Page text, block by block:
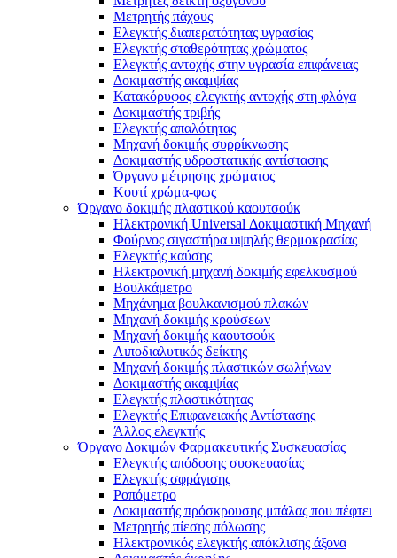
Μετρητής πάχους
Ελεγκτής διαπερατότητας υγρασίας
Ελεγκτής σταθερότητας χρώματος
Ελεγκτής αντοχής στην υγρασία επιφάνειας
Δοκιμαστής ακαμψίας
Κατακόρυφος ελεγκτής αντοχής στη φλόγα
Δοκιμαστής τριβής
Ελεγκτής απαλότητας
Μηχανή δοκιμής συρρίκνωσης
Δοκιμαστής υδροστατικής αντίστασης
Όργανο μέτρησης χρώματος
Κουτί χρώμα-φως
Όργανο δοκιμής πλαστικού καουτσούκ
Ηλεκτρονική Universal Δοκιμαστική Μηχανή
Φούρνος σιγαστήρα υψηλής θερμοκρασίας
Ελεγκτής καύσης
Ηλεκτρονική μηχανή δοκιμής εφελκυσμού
Βουλκάμετρο
Μηχάνημα βουλκανισμού πλακών
Μηχανή δοκιμής κρούσεων
Μηχανή δοκιμής καουτσούκ
Λιποδιαλυτικός δείκτης
Μηχανή δοκιμής πλαστικών σωλήνων
Δοκιμαστής ακαμψίας
Ελεγκτής πλαστικότητας
Ελεγκτής Επιφανειακής Αντίστασης
Άλλος ελεγκτής
Όργανο Δοκιμών Φαρμακευτικής Συσκευασίας
Ελεγκτής απόδοσης συσκευασίας
Ελεγκτής σφράγισης
Ροπόμετρο
Δοκιμαστής πρόσκρουσης μπάλας που πέφτει
Μετρητής πίεσης πόλωσης
Ηλεκτρονικός ελεγκτής απόκλισης άξονα